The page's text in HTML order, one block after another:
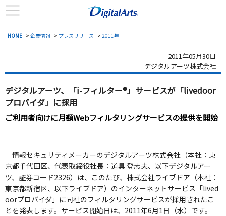
HOME > 企業情報 > プレスリリース > 2011年
2011年05月30日
デジタルアーツ株式会社
デジタルアーツ、「i-フィルター®」サービスが「livedoor
プロバイダ」に採用
ご利用者向けに月額Webフィルタリングサービスの提供を開始
情報セキュリティメーカーのデジタルアーツ株式会社（本社：東
京都千代田区、代表取締役社長：道具 登志夫、以下デジタルアー
ツ、証券コード2326）は、このたび、株式会社ライブドア（本社：
東京都新宿区、以下ライブドア）のインターネットサービス「lived
oorプロバイダ」に同社のフィルタリングサービスが採用されたこ
とを発表します。サービス開始日は、2011年6月1日（水）です。